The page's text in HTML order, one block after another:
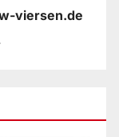
viersen.de